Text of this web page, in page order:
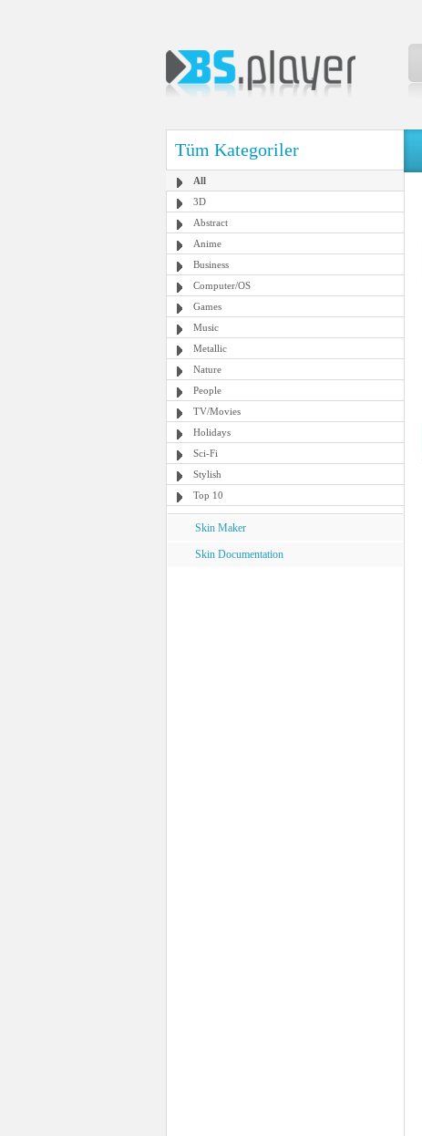
Tüm Kategoriler
All
3D
Abstract
Anime
Business
Computer/OS
Games
Music
Metallic
Nature
People
TV/Movies
Holidays
Sci-Fi
Stylish
Top 10
Skin Maker
Skin Documentation